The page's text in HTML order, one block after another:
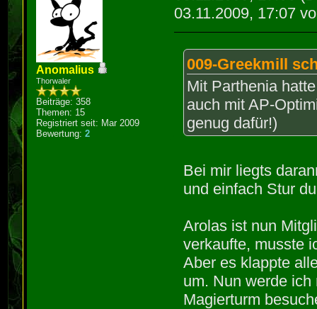
Anomalius
Thorwaler
Beiträge: 358
Themen: 15
Registriert seit: Mar 2009
Bewertung:2
03.11.2009, 17:07
009-Greekmill
Mit Parthenia
auch mit AP-
genug dafür!)
Bei mir liegts
und einfach Stur
Arolas ist nun
verkaufte, musste
Aber es klappte
um. Nun werde
Magierturm